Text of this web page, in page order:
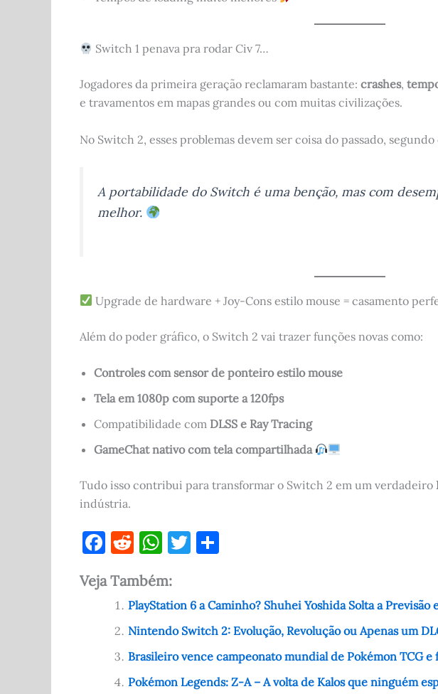
Switch 1 penava pra rodar Civ 7…
Jogadores da primeira geração reclamaram bastante: crashes,
e travamentos em mapas grandes ou com muitas civilizações.
No Switch 2, esses problemas devem ser coisa do passado,
A portabilidade do Switch é uma benção, mas com
melhor.
Upgrade de hardware + Joy-Cons estilo mouse = casamento
Além do poder gráfico, o Switch 2 vai trazer funções novas como:
Controles com sensor de ponteiro estilo mouse
Tela em 1080p com suporte a 120fps
Compatibilidade com DLSS e Ray Tracing
GameChat nativo com tela compartilhada
Tudo isso contribui para transformar o Switch 2 em um verdadeiro
indústria.
F
c
e
b
o
o
R
d
di
t
W
at
s
A
p
p
T
te
r
e
Veja Também:
PlayStation 6 a Caminho? Shuhei Yoshida Solta a
Nintendo Switch 2: Evolução, Revolução ou Apenas um
Brasileiro vence campeonato mundial de Pokémon TCG e
Pokémon Legends: Z-A – A volta de Kalos que ninguém